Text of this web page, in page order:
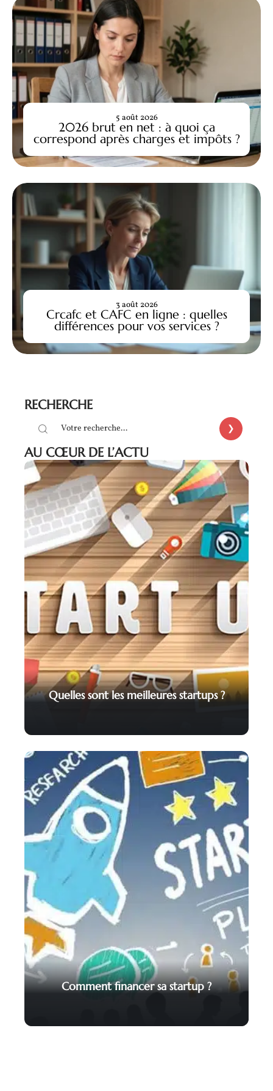
2026 brut en net : à quoi ça
correspond après charges et impôts ?
5 août 2026
Crcafc et CAFC en ligne : quelles
différences pour vos services ?
3 août 2026
RECHERCHE
AU CŒUR DE L’ACTU
Quelles sont les meilleures startups ?
Comment financer sa startup ?